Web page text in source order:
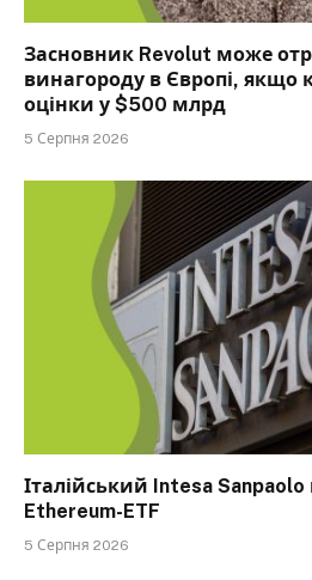
Засновник Revolut може
винагороду в Європі, якщо
оцінки у $500 млрд
5 Серпня 2026
Італійський Intesa Sanpaolo
Ethereum-ETF
5 Серпня 2026